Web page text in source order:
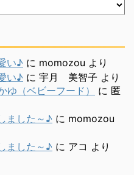
い♪ に momozou より
い♪ に 宇月 美智子 より
（ベビーフード）
に 匿
ました～♪ に momozou
ました～♪ に アコ より